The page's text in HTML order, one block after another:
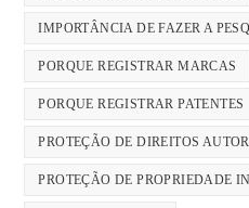
IMPORTÂNCIA DE FAZER A
PORQUE REGISTRAR MARCAS
PORQUE REGISTRAR PATENTES
PROTEÇÃO DE DIREITOS
PROTEÇÃO DE PROPRIEDADE